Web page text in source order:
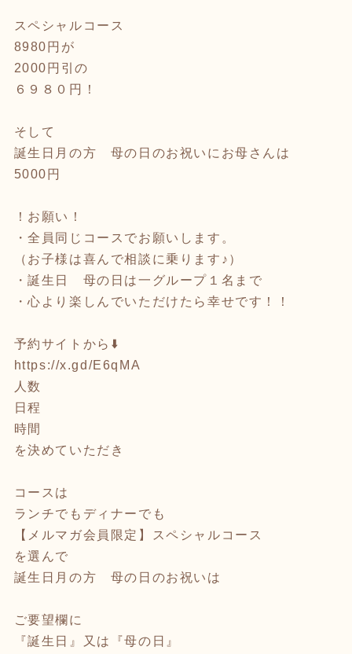
スペシャルコース
8980円が
2000円引の
６９８０円！
そして
誕生日月の方 母の日のお祝いにお母さんは
5000円
！お願い！
・全員同じコースでお願いします。
（お子様は喜んで相談に乗ります♪）
・誕生日 母の日は一グループ１名まで
・心より楽しんでいただけたら幸せです！！
予約サイトから⬇️
https://x.gd/E6qMA
人数
日程
時間
を決めていただき
コースは
ランチでもディナーでも
【メルマガ会員限定】スペシャルコース
を選んで
誕生日月の方 母の日のお祝いは
ご要望欄に
『誕生日』又は『母の日』